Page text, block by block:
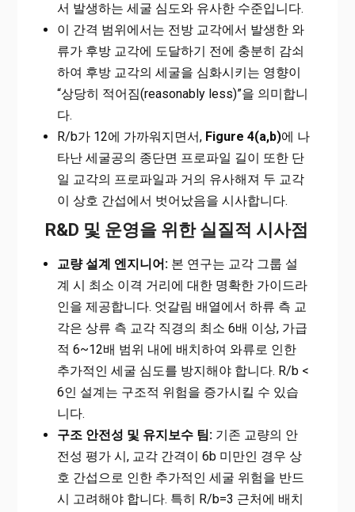
서 발생하는 세굴 심도와 유사한 수준입니다.
이 간격 범위에서는 전방 교각에서 발생한 와
류가 후방 교각에 도달하기 전에 충분히 감쇠
하여 후방 교각의 세굴을 심화시키는 영향이
“상당히 적어짐(reasonably less)”을 의미합니
다.
R/b가 12에 가까워지면서, Figure 4(a,b)에 나
타난 세굴공의 종단면 프로파일 길이 또한 단
일 교각의 프로파일과 거의 유사해져 두 교각
이 상호 간섭에서 벗어났음을 시사합니다.
R&D 및 운영을 위한 실질적 시사점
교량 설계 엔지니어:본 연구는 교각 그룹 설
계 시 최소 이격 거리에 대한 명확한 가이드라
인을 제공합니다. 엇갈림 배열에서 하류 측 교
각은 상류 측 교각 직경의 최소 6배 이상, 가급
적 6~12배 범위 내에 배치하여 와류로 인한
추가적인 세굴 심도를 방지해야 합니다. R/b <
6인 설계는 구조적 위험을 증가시킬 수 있습
니다.
구조 안전성 및 유지보수 팀:기존 교량의 안
전성 평가 시, 교각 간격이 6b 미만인 경우 상
호 간섭으로 인한 추가적인 세굴 위험을 반드
시 고려해야 합니다. 특히 R/b=3 근처에 배치